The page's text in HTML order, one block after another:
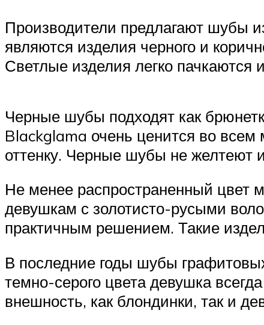
Производители предлагают шубы
являются изделия черного и
Светлые изделия легко пачкаются
Черные шубы подходят как
Blackglama очень ценится во
оттенку. Черные шубы не желтеют
Не менее распространенный цвет
девушкам с золотисто-русыми
практичным решением. Такие
В последние годы шубы
темно-серого цвета девушка
внешность, как блондинки, так и